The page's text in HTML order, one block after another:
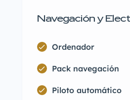
Navegación y
Ordenador
Pack navegación
Piloto automático